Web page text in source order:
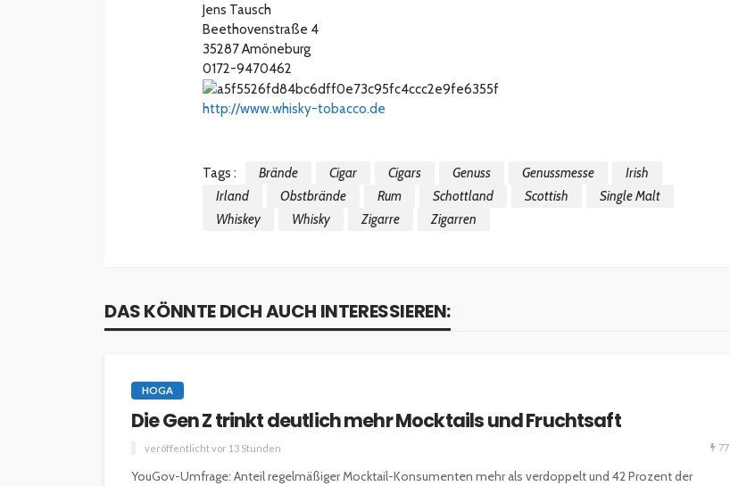
Jens Tausch
Beethovenstraße 4
35287 Amöneburg
0172-9470462
http://www.whisky-tobacco.de
Tags : Brände Cigar Cigars Genuss Genussmesse
Irish
Irland
Obstbrände Rum Schottland Scottish
Single Malt
Whiskey
Whisky Zigarre Zigarren
DAS KÖNNTE DICH AUCH INTERESSIEREN:
HOGA
Die Gen Z trinkt deutlich mehr Mocktails und Fruchtsaft
veröffentlicht vor 13 Stunden 77
YouGov-Umfrage: Anteil regelmäßiger Mocktail-Konsumenten mehr als verdoppelt und 42 Prozent der